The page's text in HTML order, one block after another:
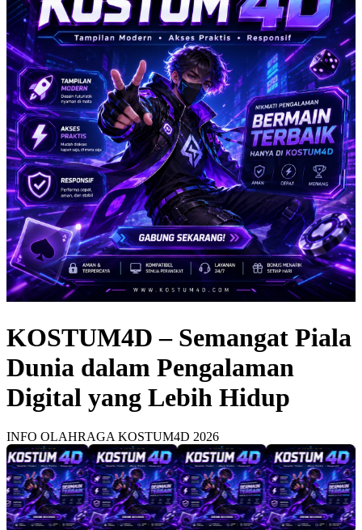
KOSTUM4D – Semangat Piala
Dunia dalam Pengalaman
Digital yang Lebih Hidup
INFO OLAHRAGA KOSTUM4D 2026